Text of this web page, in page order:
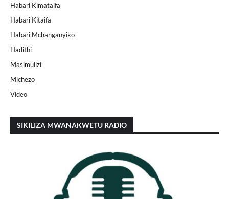
Habari Kimataifa
Habari Kitaifa
Habari Mchanganyiko
Hadithi
Masimulizi
Michezo
Video
SIKILIZA MWANAKWETU RADIO